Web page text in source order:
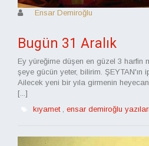
Ensar Demiroğlu
Bugün 31 Aralık
Ey yüreğime düşen en güzel 3 harfin
şeye gücün yeter, bilirim. ŞEYTAN'ın
Ailecek yeni bir yıla girmenin
[...]
kıyamet, ensar demiroğlu yazıları